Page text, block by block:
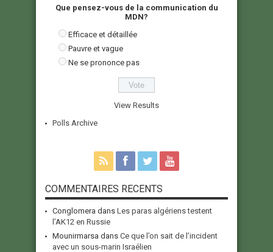
Que pensez-vous de la communication du
MDN?
Efficace et détaillée
Pauvre et vague
Ne se prononce pas
View Results
Polls Archive
COMMENTAIRES RECENTS
Conglomera dans Les paras algériens testent
l’AK12 en Russie
Mounirmarsa dans Ce que l’on sait de l’incident
avec un sous-marin Israélien